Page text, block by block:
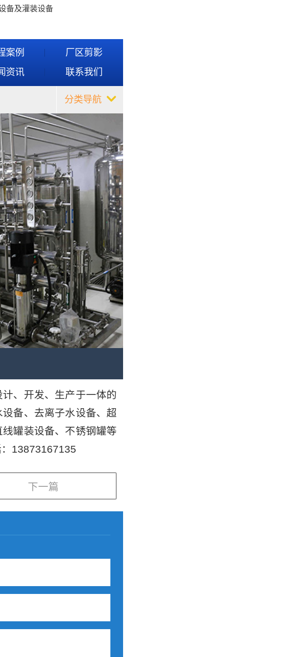
备及灌装设备
案例
厂区剪影
资讯 联系我们
分类导航
、开发、生产于一体的
备、去离子水设备、超
罐装设备、不锈钢罐等
13873167135
下一篇